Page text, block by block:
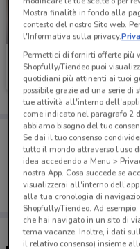
-5 GIORNI
Foxy
Scade giovedì 1.1
Porta
Puoi trovare le
salvarle e creare
dal tuo cellulare.
Mostra finalità in fondo alla
contesto del nostro Sito web.
l'Informativa sulla privacy.
Permettici di fornirti offerte più
Shopfully/Tiendeo puoi
quotidiani più attinenti ai tuoi
possibile grazie ad una serie
tue attività all'interno
come indicato nel paragrafo 2
abbiamo bisogno del tuo
Se dai il tuo consenso
tutto il mondo attraverso l’uso
idea accedendo a Menu >
nostra App. Cosa succede se
visualizzerai all'interno
alla tua cronologia di
Shopfully/Tiendeo. Ad
che hai navigato in un sito di
tema vacanze. Inoltre, i dati
il relativo consenso) insieme